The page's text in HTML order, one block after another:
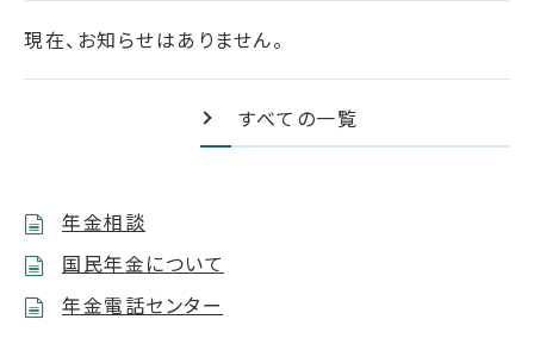
現在、お知らせはありません。
すべての一覧
年金相談
国民年金について
年金電話センター